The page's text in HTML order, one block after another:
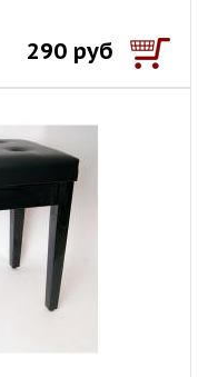
290 руб